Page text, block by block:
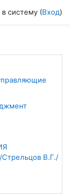
систему (Вход)
В.Г./